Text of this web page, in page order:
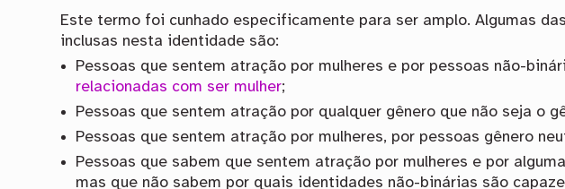
Este termo foi cunhado especificamente para ser amplo. Algumas
inclusas nesta identidade são:
Pessoas que sentem atração por mulheres e por pessoas não-
relacionadas com ser mulher;
Pessoas que sentem atração por qualquer gênero que não seja o
Pessoas que sentem atração por mulheres, por pessoas gênero
Pessoas que sabem que sentem atração por mulheres e por
mas que não sabem por quais identidades não-binárias são